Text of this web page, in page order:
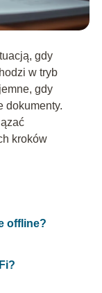
gdy
w tryb
gdy
dokumenty.
kroków
offline?